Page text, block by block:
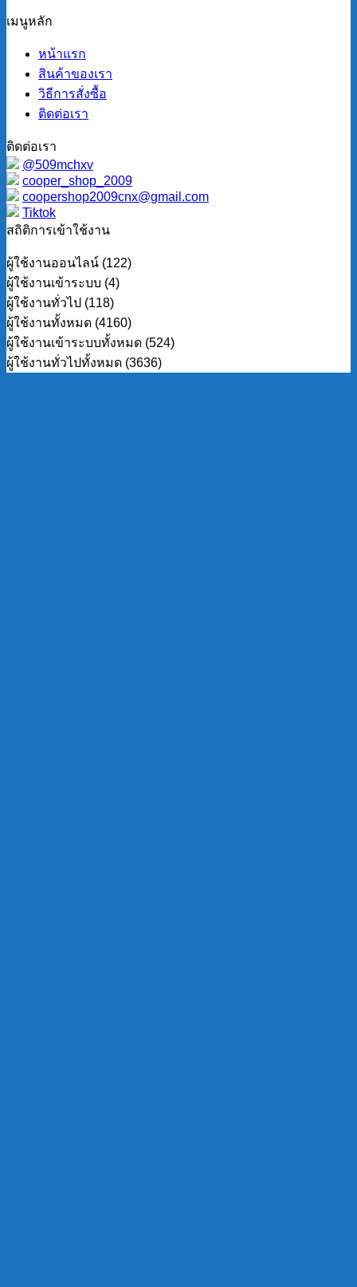
เมนูหลัก
หน้าแรก
สินค้าของเรา
วิธีการสั่งซื้อ
ติดต่อเรา
ติดต่อเรา
@509mchxv
cooper_shop_2009
coopershop2009cnx@gmail.com
Tiktok
สถิติการเข้าใช้งาน
ผู้ใช้งานออนไลน์ (122)
ผู้ใช้งานเข้าระบบ (4)
ผู้ใช้งานทั่วไป (118)
ผู้ใช้งานทั้งหมด (4160)
ผู้ใช้งานเข้าระบบทั้งหมด (524)
ผู้ใช้งานทั่วไปทั้งหมด (3636)